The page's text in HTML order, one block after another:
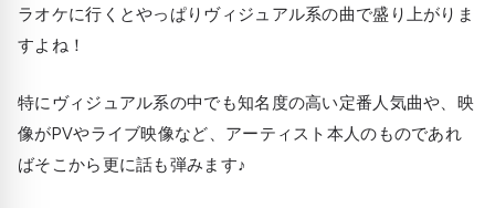
ラオケに行くとやっぱりヴィジュアル系の曲で盛り上がりま
すよね！
特にヴィジュアル系の中でも知名度の高い定番人気曲や、映
像がPVやライブ映像など、アーティスト本人のものであれ
ばそこから更に話も弾みます♪